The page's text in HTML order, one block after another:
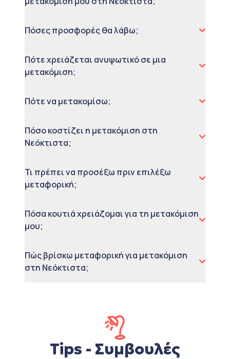
Πόσες προσφορές θα λάβω;
Πότε χρειάζεται ανυψωτικό σε μια
μετακόμιση;
Πότε να μετακομίσω;
Πόσο κοστίζει η μετακόμιση στη
Νεόκτιστα;
Τι πρέπει να προσέξω πριν επιλέξω
μεταφορική;
Πόσα κουτιά χρειάζομαι για τη μετακόμιση
μου;
Πώς βρίσκω μεταφορική για μετακόμιση
στη Νεόκτιστα;
Tips - Συμβουλές